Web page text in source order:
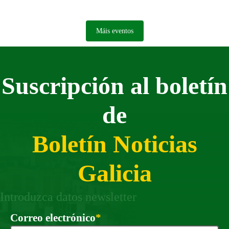
Máis eventos
Suscripción al boletín
de
Boletín Noticias
Galicia
Introduzca datos newsletter
Correo electrónico*